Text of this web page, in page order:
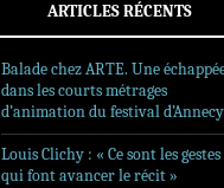
ARTICLES RÉCENTS
Balade chez ARTE. Une
dans les courts métrages
d’animation du festival d’Annecy
Louis Clichy : « Ce sont les gestes
qui font avancer le récit »